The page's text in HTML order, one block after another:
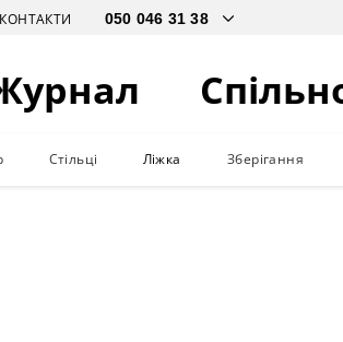
КОНТАКТИ
Стільці Ліжка Зберігання